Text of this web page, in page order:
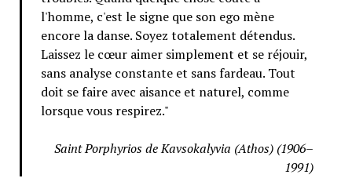
l'homme, c'est le signe que son ego mène
encore la danse. Soyez totalement détendus.
Laissez le cœur aimer simplement et se réjouir,
sans analyse constante et sans fardeau. Tout
doit se faire avec aisance et naturel, comme
lorsque vous respirez."
Saint Porphyrios de Kavsokalyvia (Athos) (1906–
1991)